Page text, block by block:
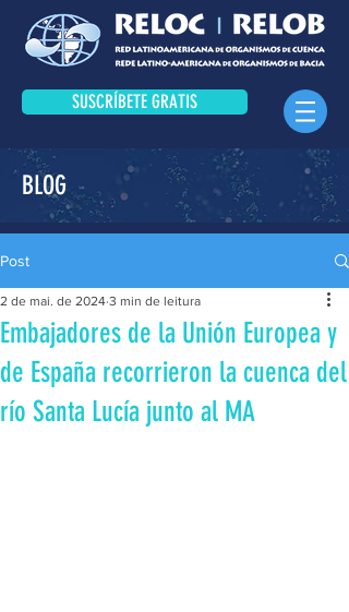
SUSCRÍBETE GRATIS
BLOG
Post
Embajadores de la Unión Europea y
de España recorrieron la cuenca del
río Santa Lucía junto al MA
2 de mai. de 2024 3 min de leitura